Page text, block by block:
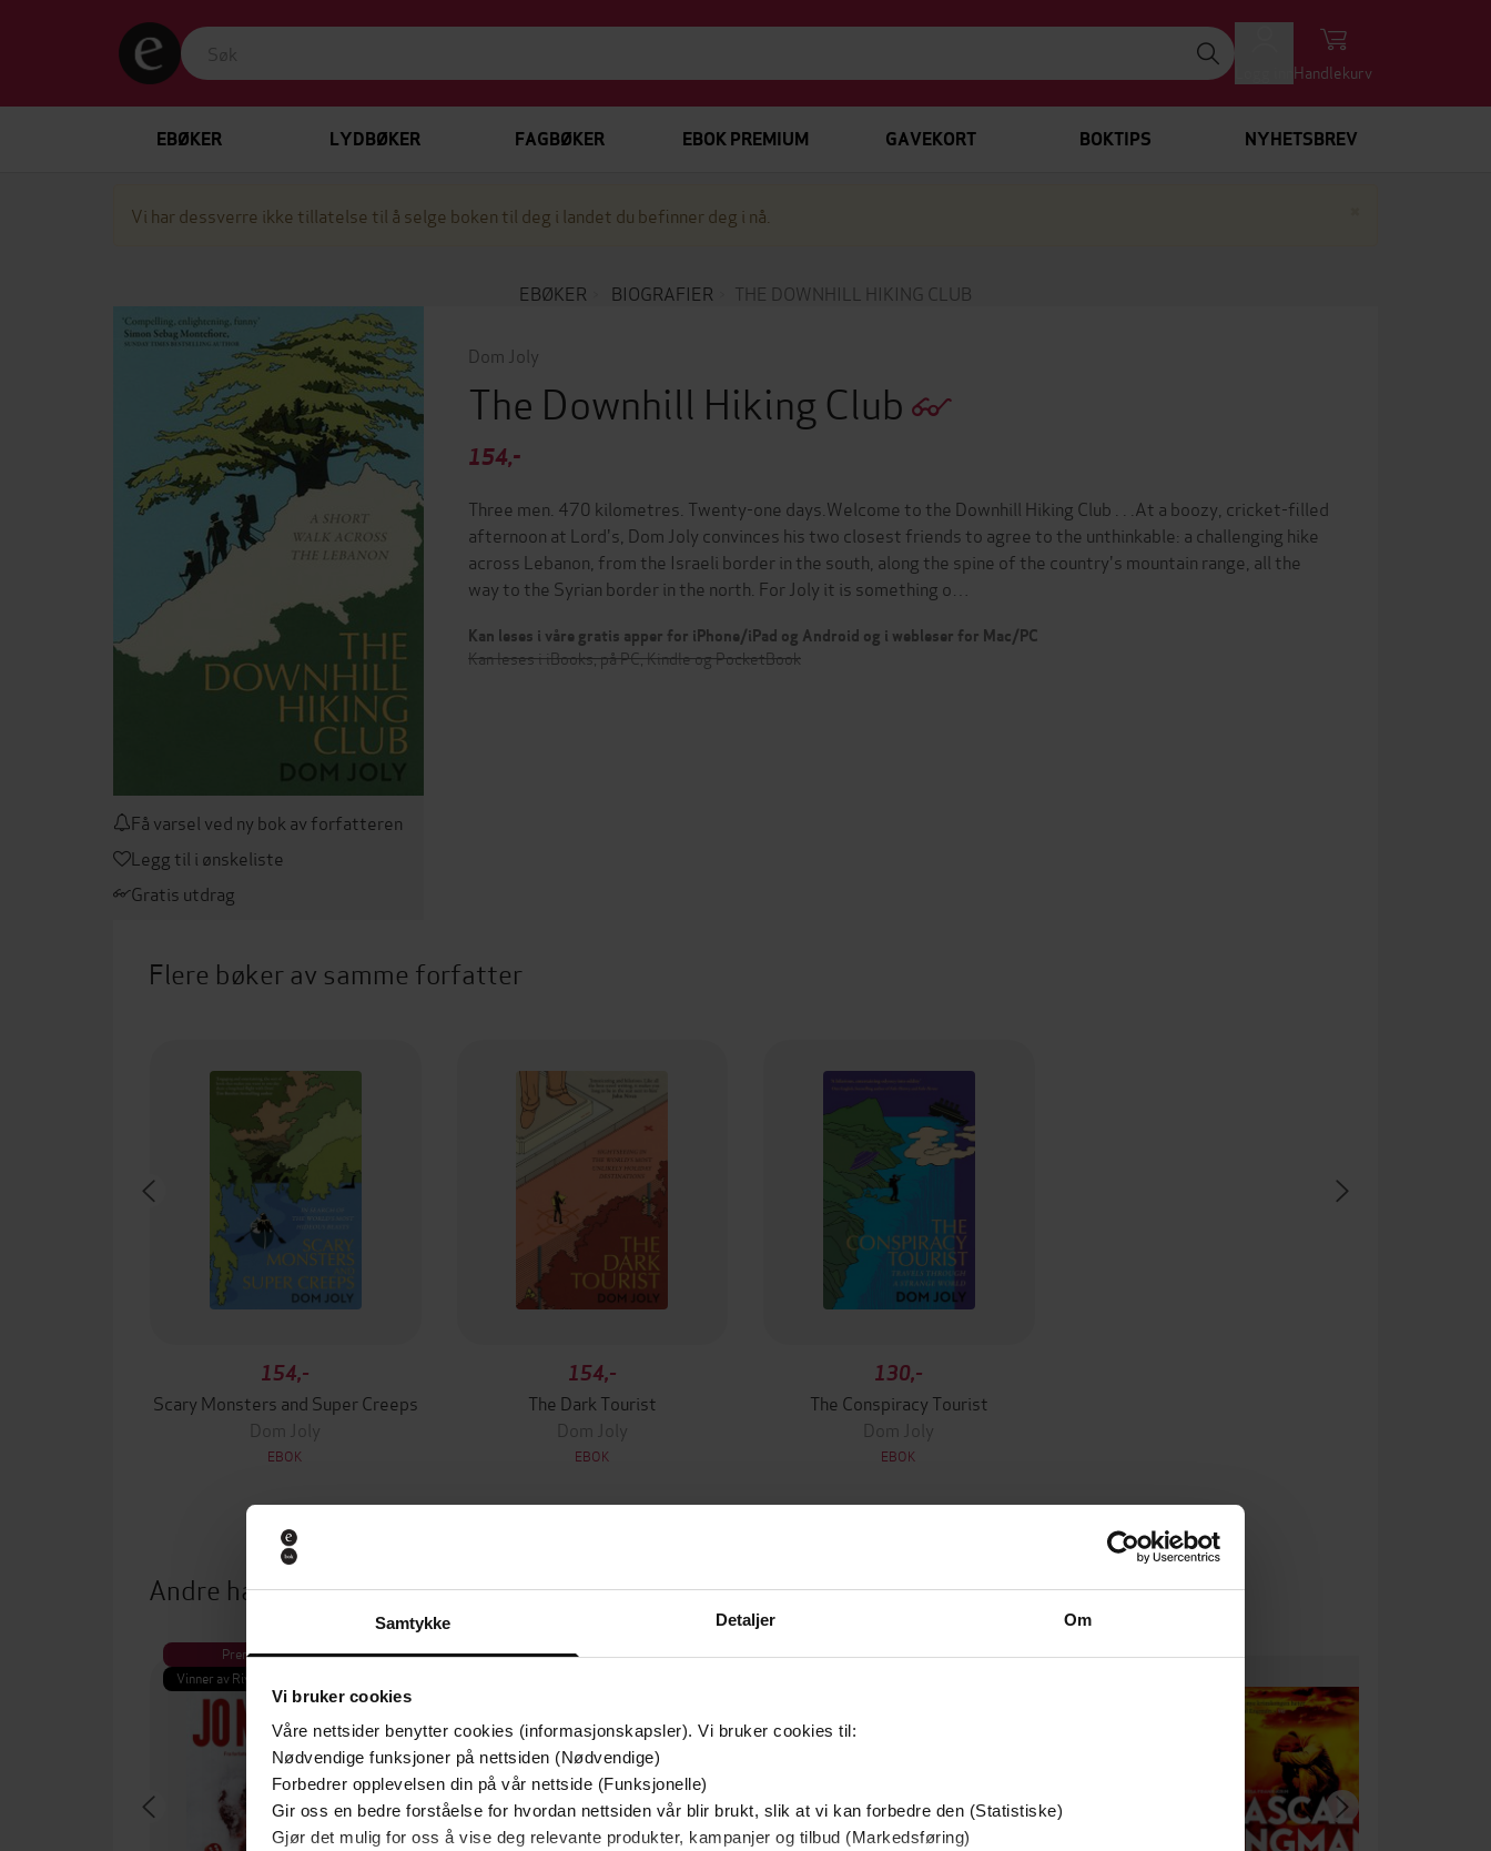
Samtykke Detaljer Om
Vi bruker cookies
Våre nettsider benytter cookies (informasjonskapsler). Vi bruker cookies til:
Nødvendige funksjoner på nettsiden (Nødvendige)
Forbedrer opplevelsen din på vår nettside (Funksjonelle)
Gir oss en bedre forståelse for hvordan nettsiden vår blir brukt, slik at vi kan forbedre den (Statistiske)
Gjør det mulig for oss å vise deg relevante produkter, kampanjer og tilbud (Markedsføring)
Handlekurv
EBØKER LYDBØKER FAGBØKER EBOK PREMIUM GAVEKORT BOKTIPS NYHETSBREV
Vi har dessverre ikke tillatelse til å selge boken til deg i landet du befinner deg i nå.
EBØKER BIOGRAFIER THE DOWNHILL HIKING CLUB
Få varsel ved ny bok av forfatteren
Legg til i ønskeliste
Gratis utdrag
Dom Joly
The Downhill Hiking Club
154,-
Three men. 470 kilometres. Twenty-one days.Welcome to the Downhill Hiking Club . . .At a boozy, cricket-filled
afternoon at Lord's, Dom Joly convinces his two closest friends to agree to the unthinkable: a challenging hike
across Lebanon, from the Israeli border in the south, along the spine of the country's mountain range, all the
way to the Syrian border in the north. For Joly it is something o…
Kan leses i våre gratis apper for iPhone/iPad og Android og i webleser for Mac/PC
Kan leses i iBooks, på PC, Kindle og PocketBook
Flere bøker av samme forfatter
154,-
Scary Monsters and Super Creeps
Dom Joly
EBOK
154,-
The Dark Tourist
Dom Joly
EBOK
130,-
The Conspiracy Tourist
Dom Joly
EBOK
Andre har også kjøpt
Premium
Vinner av Rivertonprisen
Premium
Premium